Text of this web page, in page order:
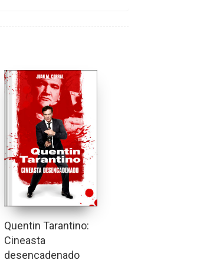
Quentin Tarantino:
Cineasta
desencadenado